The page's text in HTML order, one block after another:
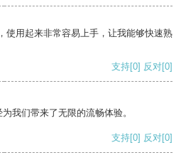
使用起来非常容易上手，让我能够快速熟
支持[0] 反对[0]
我们带来了无限的流畅体验。
支持[0] 反对[0]